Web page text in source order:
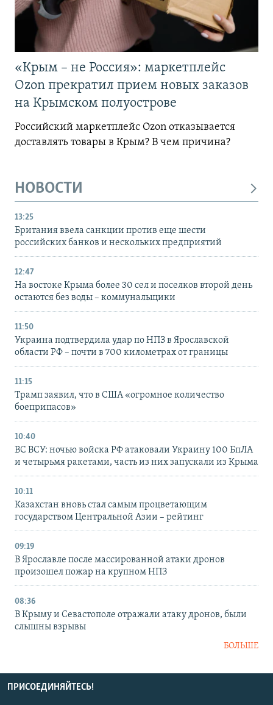
«Крым – не Россия»: маркетплейс
Ozon прекратил прием новых заказов
на Крымском полуострове
Российский маркетплейс Ozon отказывается
доставлять товары в Крым? В чем причина?
НОВОСТИ
13:25
Британия ввела санкции против еще шести
российских банков и нескольких предприятий
12:47
На востоке Крыма более 30 сел и поселков второй день
остаются без воды – коммунальщики
11:50
Украина подтвердила удар по НПЗ в Ярославской
области РФ – почти в 700 километрах от границы
11:15
Трамп заявил, что в США «огромное количество
боеприпасов»
10:40
ВС ВСУ: ночью войска РФ атаковали Украину 100 БпЛА
и четырьмя ракетами, часть из них запускали из Крыма
10:11
Казахстан вновь стал самым процветающим
государством Центральной Азии – рейтинг
09:19
В Ярославле после массированной атаки дронов
произошел пожар на крупном НПЗ
08:36
В Крыму и Севастополе отражали атаку дронов, были
слышны взрывы
БОЛЬШЕ
ПРИСОЕДИНЯЙТЕСЬ!